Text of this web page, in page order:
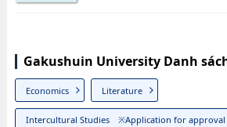
Gakushuin University Danh
Economics Literature
Intercultural Studies ※Application for approval